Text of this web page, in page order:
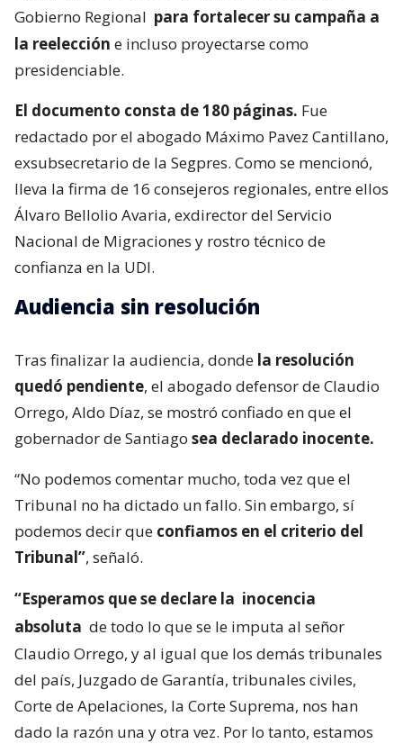
Gobierno Regional para fortalecer su campaña a
la reelección e incluso proyectarse como
presidenciable.
El documento consta de 180 páginas. Fue
redactado por el abogado Máximo Pavez Cantillano,
exsubsecretario de la Segpres. Como se mencionó,
lleva la firma de 16 consejeros regionales, entre ellos
Álvaro Bellolio Avaria, exdirector del Servicio
Nacional de Migraciones y rostro técnico de
confianza en la UDI.
Audiencia sin resolución
Tras finalizar la audiencia, donde la resolución
quedó pendiente, el abogado defensor de Claudio
Orrego, Aldo Díaz, se mostró confiado en que el
gobernador de Santiago sea declarado inocente.
“No podemos comentar mucho, toda vez que el
Tribunal no ha dictado un fallo. Sin embargo, sí
podemos decir que confiamos en el criterio del
Tribunal”, señaló.
“Esperamos que se declare la inocencia
absoluta de todo lo que se le imputa al señor
Claudio Orrego, y al igual que los demás tribunales
del país, Juzgado de Garantía, tribunales civiles,
Corte de Apelaciones, la Corte Suprema, nos han
dado la razón una y otra vez. Por lo tanto, estamos